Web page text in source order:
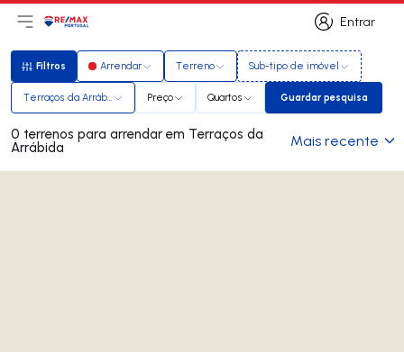
Entrar
Entrar
Abri menu principal
LogoIr para página inicial
Filtros
Filtros Arrendar Terreno Sub-tipo de imóvel
Terraços da Arrábida Preço Quartos Guardar
Guardar pesquisa
0 terrenos para arrendar em Terraços da
Arrábida Mais recente